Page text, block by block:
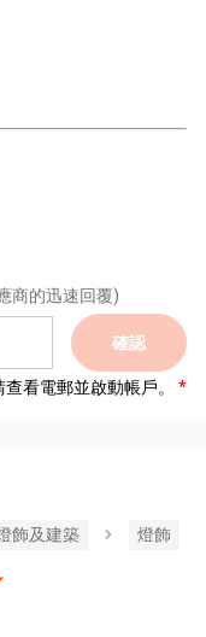
商的迅速回覆)
確認
看電郵並啟動帳戶。
飾及建築 燈飾